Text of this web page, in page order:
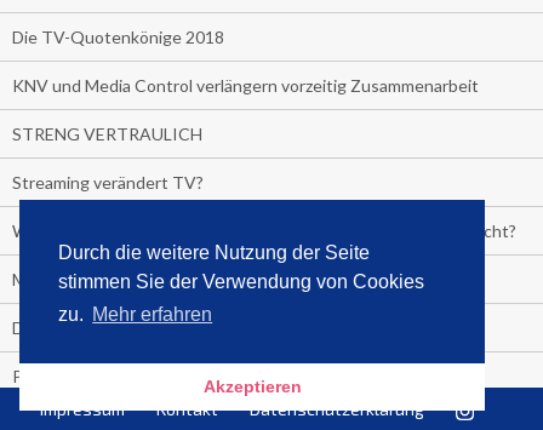
Durch die weitere Nutzung der Seite
stimmen Sie der Verwendung von Cookies
zu. Mehr erfahren
Akzeptieren
Die TV-Quotenkönige 2018
KNV und Media Control verlängern vorzeitig Zusammenarbeit
STRENG VERTRAULICH
Streaming verändert TV?
Welcher TV-Sender hat seine Marktanteile seit 2013 vervierfacht?
Michelle for President!
Das gruseligste Buch aller Zeiten
Promi-Biografien
Kerkeling erhält Spitzenfeder für meistverkauftes Buch
Impressum Kontakt Datenschutzerklärung